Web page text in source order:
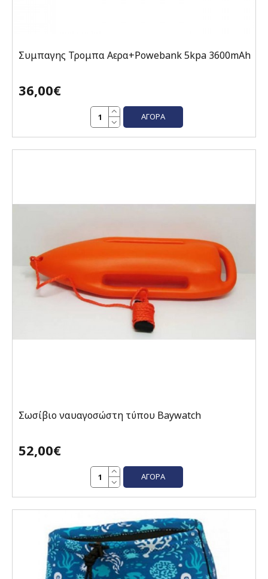
Συμπαγης Τρομπα Αερα+Powebank 5kpa 3600mAh
36,00€
ΑΓΟΡΆ
Σωσίβιο ναυαγοσώστη τύπου Baywatch
52,00€
ΑΓΟΡΆ